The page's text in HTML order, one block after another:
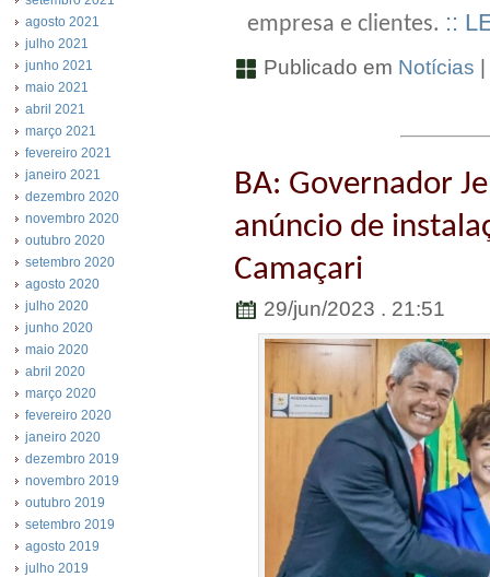
agosto 2021
julho 2021
junho 2021
maio 2021
abril 2021
março 2021
fevereiro 2021
janeiro 2021
dezembro 2020
novembro 2020
outubro 2020
setembro 2020
agosto 2020
julho 2020
junho 2020
maio 2020
abril 2020
março 2020
fevereiro 2020
janeiro 2020
dezembro 2019
novembro 2019
outubro 2019
setembro 2019
agosto 2019
julho 2019
empresa e clientes. ::
Publicado em Notícias |
BA: Governador
anúncio de
Camaçari
29/jun/2023 . 21:51